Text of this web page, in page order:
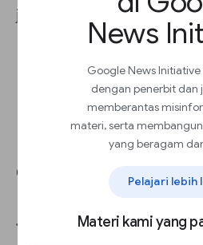
News
Google News
dengan penerbit dan
memberantas
materi, serta
yang beragam
Pelajari lebih
Materi kami yang
jumlah pengguna yang saya
Mengoptimalkan
Google Analytics
Jelajahi